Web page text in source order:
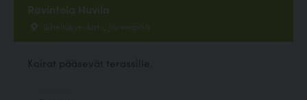
Ravintola Huvila
Sibeliuksenkatu, Järvenpää
Koirat pääsevät terassille.